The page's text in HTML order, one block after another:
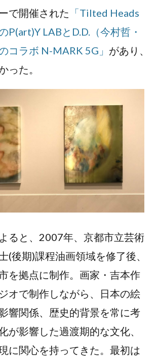
で開催された 「Tilted Heads
P(art)Y LABとD.D.（今村哲・
コラボ N-MARK 5G」 があり、
った。
ると、2007年、京都市立芸術
(後期)課程油画領域を修了後、
を拠点に制作。画家・吉本作
オで制作しながら、日本の絵
響関係、歴史的背景を常に考
が影響した過渡期的な文化、
に関心を持ってきた。最初は